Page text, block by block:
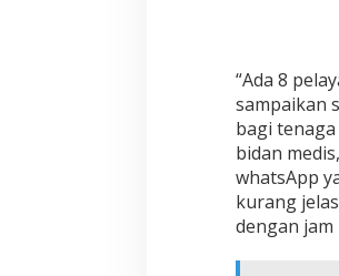
“Ada 8
sampaikan
bagi
bidan
whatsApp
kurang
dengan jam